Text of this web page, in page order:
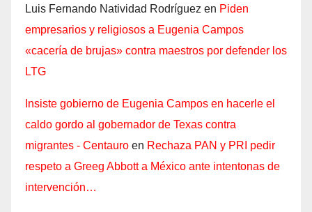
Luis Fernando Natividad Rodríguez en Piden
empresarios y religiosos a Eugenia Campos
«cacería de brujas» contra maestros por defender los
LTG
Insiste gobierno de Eugenia Campos en hacerle el
caldo gordo al gobernador de Texas contra
migrantes - Centauro en Rechaza PAN y PRI pedir
respeto a Greeg Abbott a México ante intentonas de
intervención…